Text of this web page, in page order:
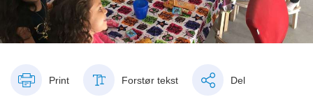
Print Forstør tekst Del